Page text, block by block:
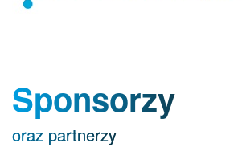
Sponsorzy
oraz partnerzy